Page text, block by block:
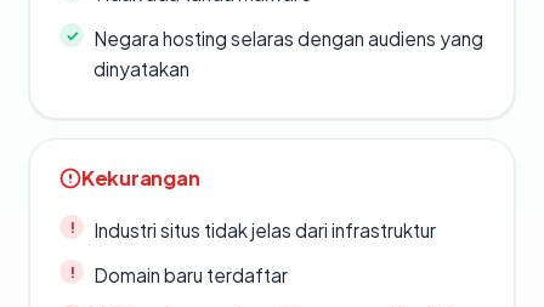
Negara hosting selaras dengan audiens yang
dinyatakan
Kekurangan
Industri situs tidak jelas dari infrastruktur
Domain baru terdaftar